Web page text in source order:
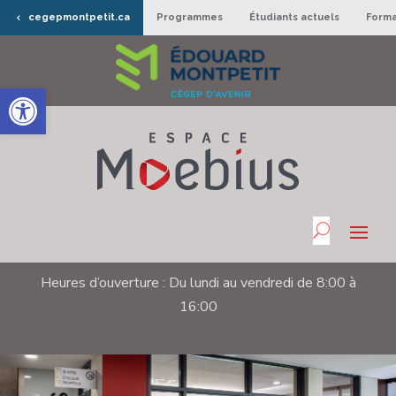
Ouvrir la barre d’outils
cegepmontpetit.ca Programmes Étudiants actuels
Heures d’ouverture : Du lundi au vendredi de 8:00 à
16:00